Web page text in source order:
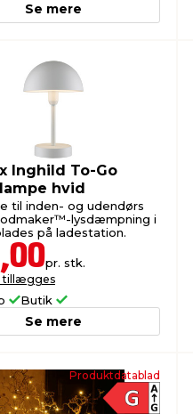
Se mere
Inghild To-Go
hvid
til inden- og udendørs
lysdæmpning i
på ladestation.
pr. stk.
tillægges
Butik
Se mere
Produktdatablad